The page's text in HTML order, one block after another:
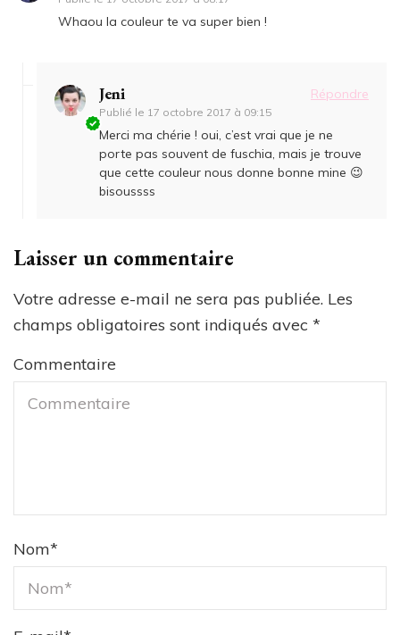
Whaou la couleur te va super bien !
Jeni
Publié le 17 octobre 2017 à 09:15
Répondre
Merci ma chérie ! oui, c’est vrai que je ne
porte pas souvent de fuschia, mais je trouve
que cette couleur nous donne bonne mine 😉
bisoussss
Laisser un commentaire
Votre adresse e-mail ne sera pas publiée. Les
champs obligatoires sont indiqués avec *
Commentaire
Nom*